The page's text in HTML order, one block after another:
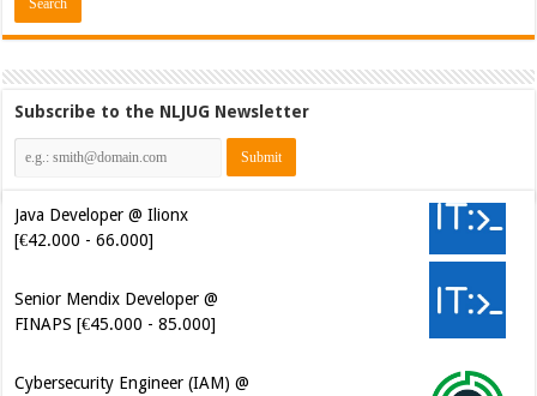
Subscribe to the NLJUG Newsletter
Java Developer @ Ilionx
[€42.000 - 66.000]
Senior Mendix Developer @
FINAPS [€45.000 - 85.000]
Cybersecurity Engineer (IAM) @